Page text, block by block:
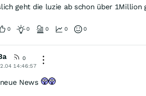
geht die luzie ab schon über 1Million
0 0 0 0 0
0
14:46:57
News